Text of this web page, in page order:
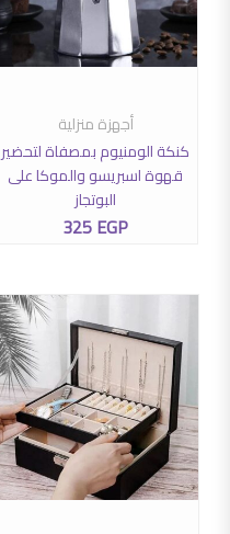
إضافة إلى السلة
أجهزة منزلية
كنكة الومنيوم بمصفاة لتحضير
قهوة اسبريسو والموكا على
البوتجاز
325EGP